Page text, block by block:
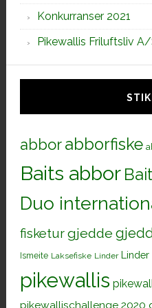
Konkurranser 2021
Pikewallis Friluftsliv
abborabborfiske
Baits abbor
Duo
fisketurgjedde
Ismeite Laksefiske Linder
pikewallis
pikewallischallenge 2020